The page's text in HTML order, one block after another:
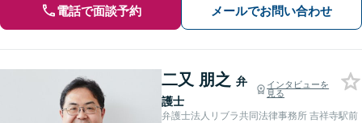
電話で面談予約 メールでお問い合わせ
二又 朋之 弁
護士
インタビューを
見る
弁護士法人リブラ共同法律事務所 吉祥寺駅前